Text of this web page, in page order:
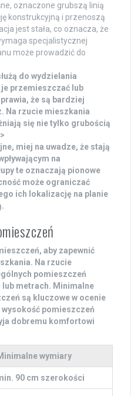
oznaczone grubszą linią
konstrukcyjną i przenoszą
jest stała, co oznacza, że
specjalistycznej
może prowadzić do
do wydzielania
przemieszczać lub
że są bardziej
Na rzucie mieszkania
się nie tylko grubością
miej na uwadze, że stają
na
te oznaczają pionowe
może ograniczać
ich lokalizację na planie
aby zapewnić
Na rzucie
pomieszczeń
lub metrach. Minimalne
są kluczowe w ocenie
pomieszczeń
dobremu komfortowi
wymiary
90 cm szerokości